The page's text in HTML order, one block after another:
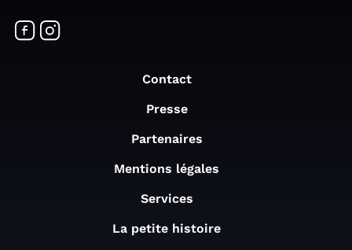
Contact
Presse
Partenaires
Mentions légales
Services
La petite histoire